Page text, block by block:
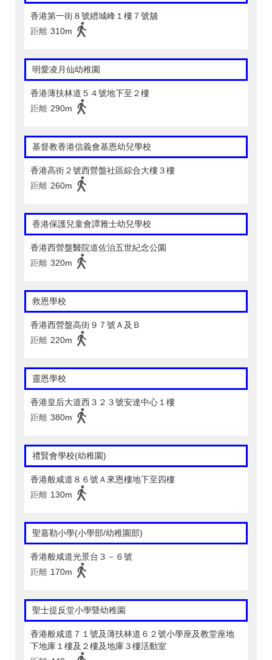
香港第一街８號縉城峰１樓７號舖
距離 310m
明愛凌月仙幼稚園
香港薄扶林道５４號地下至２樓
距離 290m
基督教香港信義會基恩幼兒學校
香港高街２號西營盤社區綜合大樓３樓
距離 260m
香港保護兒童會譚雅士幼兒學校
香港西營盤醫院道佐治五世紀念公園
距離 320m
救恩學校
香港西營盤高街９７號Ａ及Ｂ
距離 220m
靈恩學校
香港皇后大道西３２３號安達中心１樓
距離 380m
禮賢會學校(幼稚園)
香港般咸道８６號Ａ來恩樓地下至四樓
距離 130m
聖嘉勒小學(小學部/幼稚園部)
香港般咸道光景台３－６號
距離 170m
聖士提反堂小學暨幼稚園
香港般咸道７１號及薄扶林道６２號小學座及教堂座地
下地庫１樓及２樓及地庫３樓活動室